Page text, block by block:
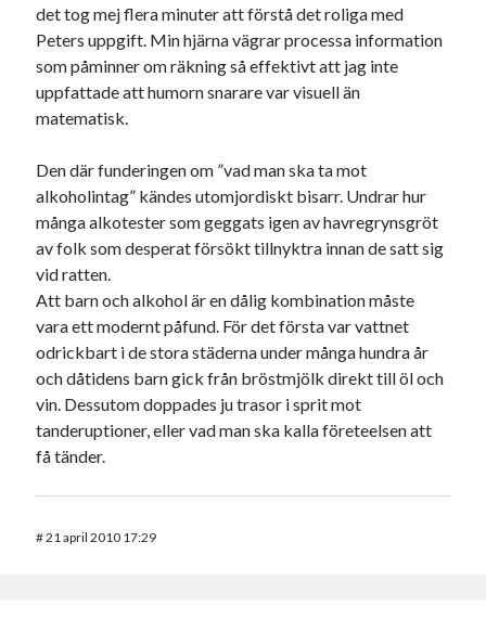
det tog mej flera minuter att förstå det roliga med
Peters uppgift. Min hjärna vägrar processa information
som påminner om räkning så effektivt att jag inte
uppfattade att humorn snarare var visuell än
matematisk.
Den där funderingen om ”vad man ska ta mot
alkoholintag” kändes utomjordiskt bisarr. Undrar hur
många alkotester som geggats igen av havregrynsgröt
av folk som desperat försökt tillnyktra innan de satt sig
vid ratten.
Att barn och alkohol är en dålig kombination måste
vara ett modernt påfund. För det första var vattnet
odrickbart i de stora städerna under många hundra år
och dåtidens barn gick från bröstmjölk direkt till öl och
vin. Dessutom doppades ju trasor i sprit mot
tanderuptioner, eller vad man ska kalla företeelsen att
få tänder.
#21 april 2010 17:29